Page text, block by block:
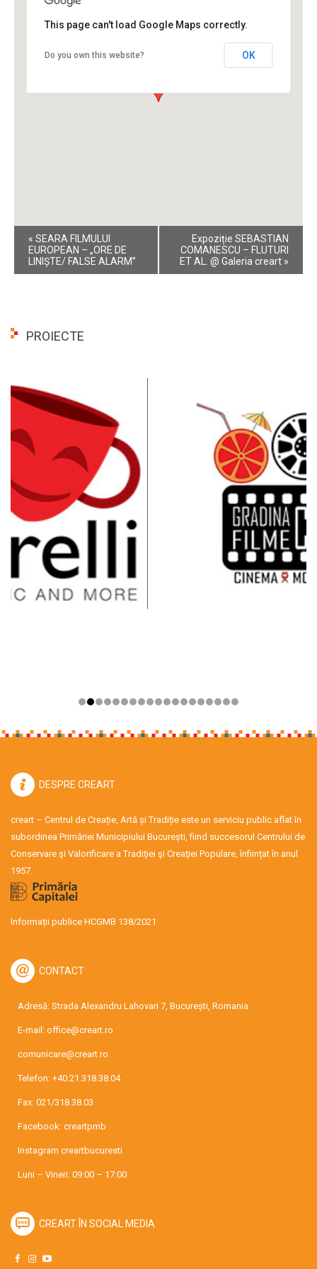
This page can't load Google Maps correctly.
Do you own this website? OK
Event
Navigation
« SEARA FILMULUI
EUROPEAN – „ORE DE
LINIȘTE/ FALSE ALARM”
Expoziție SEBASTIAN
COMANESCU – FLUTURI
ET AL. @ Galeria creart »
PROIECTE
DESPRE CREART
creart – Centrul de Creație, Artă și Tradiție este un serviciu public aflat în
subordinea Primăriei Municipiului București, fiind succesorul Centrului de
Conservare şi Valorificare a Tradiţiei şi Creaţiei Populare, înființat în anul
1957.
Informații publice HCGMB 138/2021
CONTACT
Adresă: Strada Alexandru Lahovari 7, București, Romania
E-mail: office@creart.ro
comunicare@creart.ro
Telefon: +40.21.318.38.04
Fax: 021/318.38.03
Facebook: creartpmb
Instagram creartbucuresti
Luni – Vineri: 09:00 – 17:00
CREART ÎN SOCIAL MEDIA